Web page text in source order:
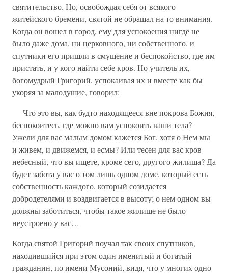
святительство. Но, освобождая себя от всякого
житейского бремени, святой не обращал на то внимания.
Когда он вошел в город, ему для успокоения нигде не
было даже дома, ни церковного, ни собственного, и
спутники его пришли в смущение и беспокойство, где им
пристать, и у кого найти себе кров. Но учитель их,
богомудрый Григорий, успокаивая их и вместе как бы
укоряя за малодушие, говорил:
— Что это вы, как будто находящееся вне покрова Божия,
беспокоитесь, где можно вам успокоить ваши тела?
Ужели для вас малым домом кажется Бог, хотя о Нем мы
и живем, и движемся, и есмы? Или тесен для вас кров
небесный, что вы ищете, кроме сего, другого жилища? Да
будет забота у вас о том лишь одном доме, который есть
собственность каждого, который созидается
добродетелями и воздвигается в высоту; о нем одном вы
должны заботиться, чтобы такое жилище не было
неустроено у вас…
Когда святой Григорий поучал так своих спутников,
находившийся при этом один именитый и богатый
гражданин, по имени Мусоний, видя, что у многих одно